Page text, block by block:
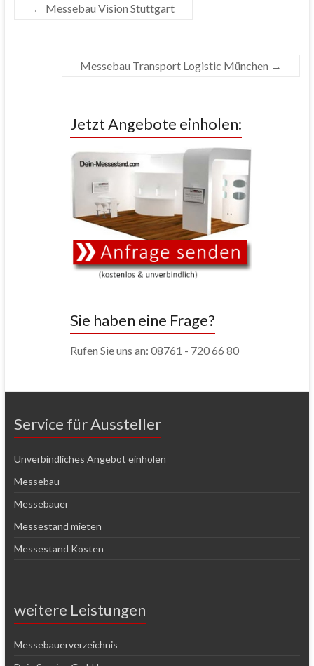
← Messebau Vision Stuttgart
Messebau Transport Logistic München →
Jetzt Angebote einholen:
Sie haben eine Frage?
Rufen Sie uns an: 08761 - 720 66 80
Service für Aussteller
Unverbindliches Angebot einholen
Messebau
Messebauer
Messestand mieten
Messestand Kosten
weitere Leistungen
Messebauerverzeichnis